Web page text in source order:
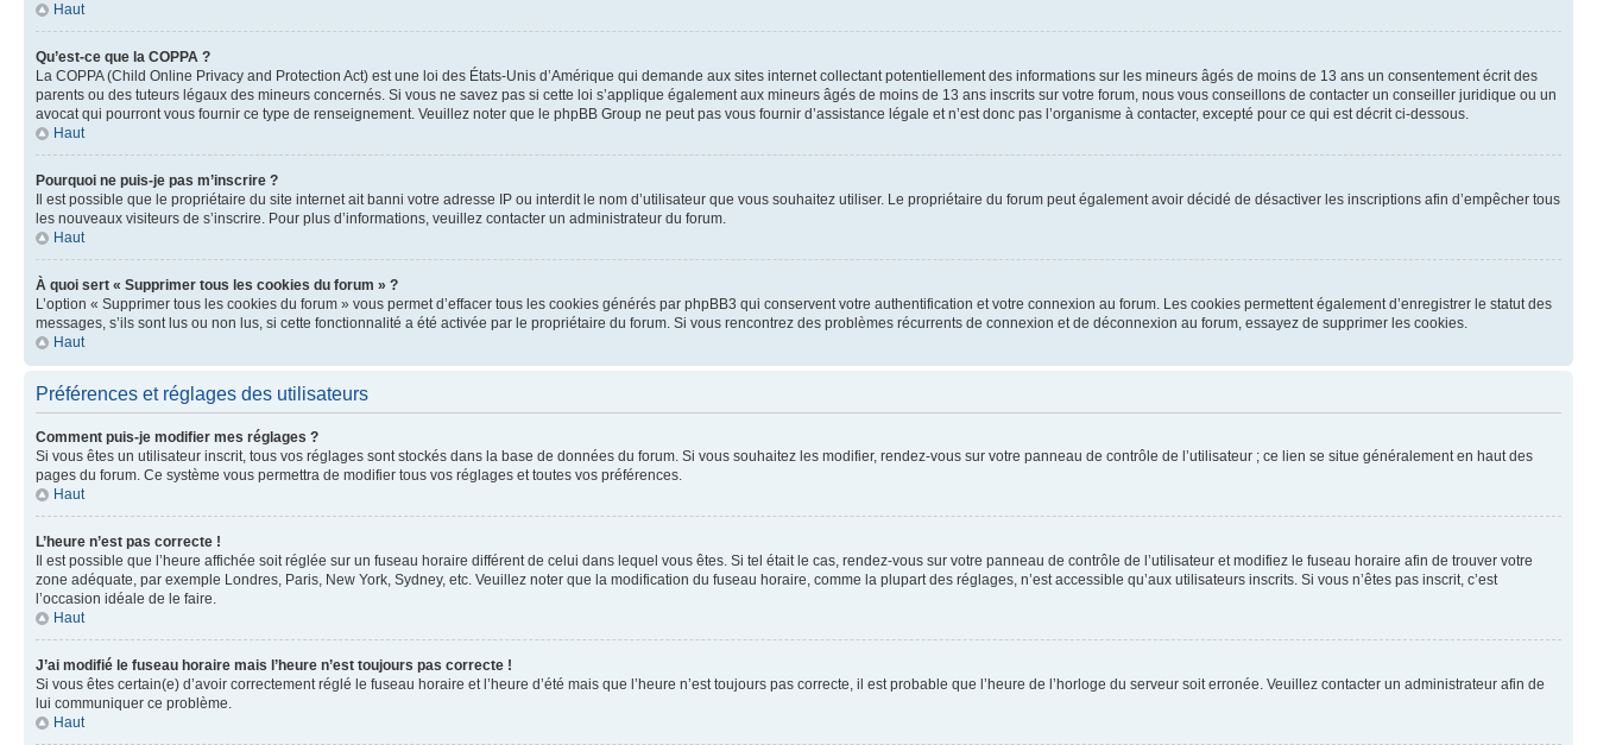
Haut
Qu’est-ce que la COPPA ?
La COPPA (Child Online Privacy and Protection Act) est une loi des États-Unis d’Amérique qui demande aux sites internet collectant potentiellement des informations sur les mineurs âgés de moins de 13 ans un consentement écrit des
parents ou des tuteurs légaux des mineurs concernés. Si vous ne savez pas si cette loi s’applique également aux mineurs âgés de moins de 13 ans inscrits sur votre forum, nous vous conseillons de contacter un conseiller juridique ou un
avocat qui pourront vous fournir ce type de renseignement. Veuillez noter que le phpBB Group ne peut pas vous fournir d’assistance légale et n’est donc pas l’organisme à contacter, excepté pour ce qui est décrit ci-dessous.
Haut
Pourquoi ne puis-je pas m’inscrire ?
Il est possible que le propriétaire du site internet ait banni votre adresse IP ou interdit le nom d’utilisateur que vous souhaitez utiliser. Le propriétaire du forum peut également avoir décidé de désactiver les inscriptions afin d’empêcher tous
les nouveaux visiteurs de s’inscrire. Pour plus d’informations, veuillez contacter un administrateur du forum.
Haut
À quoi sert « Supprimer tous les cookies du forum » ?
L’option « Supprimer tous les cookies du forum » vous permet d’effacer tous les cookies générés par phpBB3 qui conservent votre authentification et votre connexion au forum. Les cookies permettent également d’enregistrer le statut des
messages, s’ils sont lus ou non lus, si cette fonctionnalité a été activée par le propriétaire du forum. Si vous rencontrez des problèmes récurrents de connexion et de déconnexion au forum, essayez de supprimer les cookies.
Haut
Préférences et réglages des utilisateurs
Comment puis-je modifier mes réglages ?
Si vous êtes un utilisateur inscrit, tous vos réglages sont stockés dans la base de données du forum. Si vous souhaitez les modifier, rendez-vous sur votre panneau de contrôle de l’utilisateur ; ce lien se situe généralement en haut des
pages du forum. Ce système vous permettra de modifier tous vos réglages et toutes vos préférences.
Haut
L’heure n’est pas correcte !
Il est possible que l’heure affichée soit réglée sur un fuseau horaire différent de celui dans lequel vous êtes. Si tel était le cas, rendez-vous sur votre panneau de contrôle de l’utilisateur et modifiez le fuseau horaire afin de trouver votre
zone adéquate, par exemple Londres, Paris, New York, Sydney, etc. Veuillez noter que la modification du fuseau horaire, comme la plupart des réglages, n’est accessible qu’aux utilisateurs inscrits. Si vous n’êtes pas inscrit, c’est
l’occasion idéale de le faire.
Haut
J’ai modifié le fuseau horaire mais l’heure n’est toujours pas correcte !
Si vous êtes certain(e) d’avoir correctement réglé le fuseau horaire et l’heure d’été mais que l’heure n’est toujours pas correcte, il est probable que l’heure de l’horloge du serveur soit erronée. Veuillez contacter un administrateur afin de
lui communiquer ce problème.
Haut